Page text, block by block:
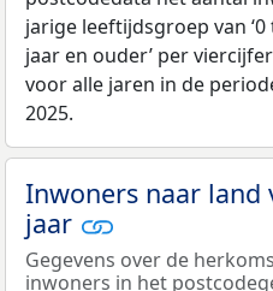
jarige leeftijdsgroep van ‘0
jaar en ouder’ per
voor alle jaren in de
2025.
Inwoners naar land
jaar
Gegevens over de
inwoners in het